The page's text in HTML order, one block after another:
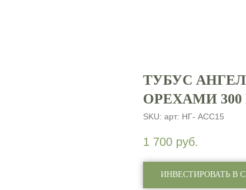
ТУБУС
ОРЕХАМИ 300
SKU: арт: НГ- АСС15
1 700 руб.
ИНВЕСТИРОВАТЬ В